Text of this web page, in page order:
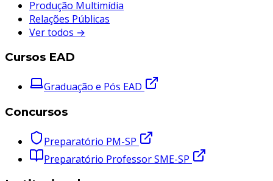
Produção Multimídia
Relações Públicas
Ver todos →
Cursos EAD
Graduação e Pós EAD
Concursos
Preparatório PM-SP
Preparatório Professor SME-SP